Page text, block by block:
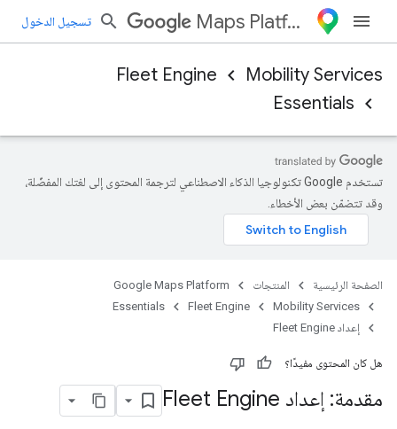
Maps Platform تسجيل الدخول
Mobility Services
Fleet Engine
Essentials
تستخدم Google تكنولوجيا الذكاء الاصطناعي لترجمة المحتوى إلى لغتك المفضّلة،
وقد تتضمّن بعض الأخطاء.
الصفحة الرئيسية المنتجات
Google Maps Platform
Mobility Services
Fleet Engine
Essentials
إعداد Fleet Engine
هل كان المحتوى مفيدًا؟
مقدمة: إعداد Fleet Engine